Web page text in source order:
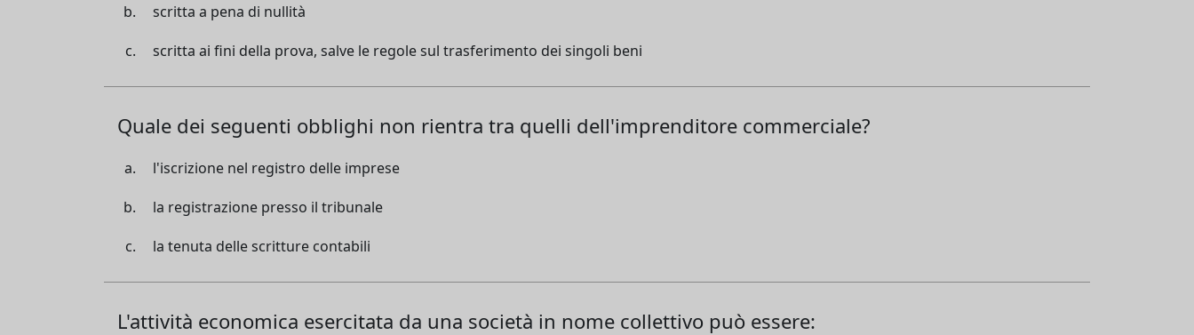
scritta a pena di nullità
scritta ai fini della prova, salve le regole sul trasferimento dei singoli beni
Quale dei seguenti obblighi non rientra tra quelli dell'imprenditore commerciale?
l'iscrizione nel registro delle imprese
la registrazione presso il tribunale
la tenuta delle scritture contabili
L'attività economica esercitata da una società in nome collettivo può essere: